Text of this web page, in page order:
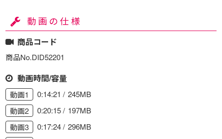
動画の仕様
商品コード
商品No.DID52201
動画時間/容量
動画1 0:14:21
245MB
動画2
0:20:15
197MB
動画3
0:17:24
296MB